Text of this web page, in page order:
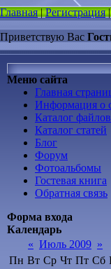
Главная|Регистрация
Приветствую Вас
Меню сайта
Главная
Информация о
Каталог файлов
Каталог статей
Блог
Форум
Фотоальбомы
Гостевая книга
Обратная связь
Форма входа
Календарь
« Июль 2009 »
Пн Вт Ср Чт Пт Сб